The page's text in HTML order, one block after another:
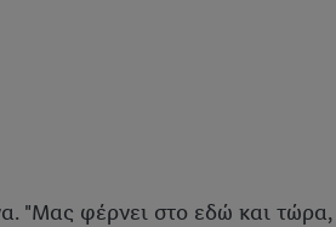
"Μας φέρνει στο εδώ και